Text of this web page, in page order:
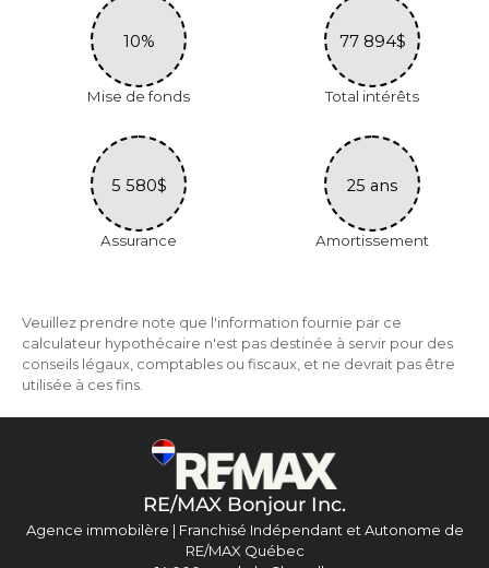
10%
Mise de fonds
77 894$
Total intérêts
5 580$
Assurance
25 ans
Amortissement
Veuillez prendre note que l'information fournie par ce
calculateur hypothécaire n'est pas destinée à servir pour des
conseils légaux, comptables ou fiscaux, et ne devrait pas être
utilisée à ces fins.
RE/MAX Bonjour Inc.
Agence immobilère | Franchisé Indépendant et Autonome de
RE/MAX Québec